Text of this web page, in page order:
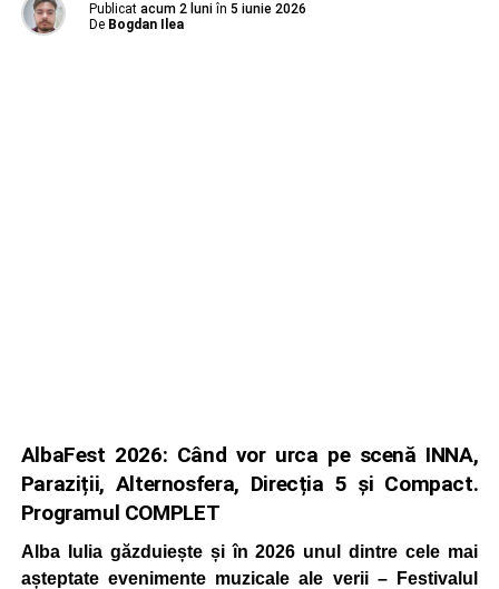
Publicat acum 2 luni în 5 iunie 2026
De Bogdan Ilea
AlbaFest 2026: Când vor urca pe scenă INNA,
Paraziții, Alternosfera, Direcția 5 și Compact.
Programul COMPLET
Alba Iulia găzduiește și în 2026 unul dintre cele mai
așteptate evenimente muzicale ale verii – Festivalul